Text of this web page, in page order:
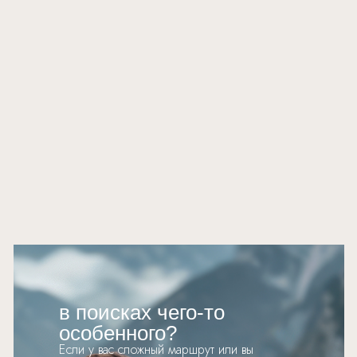
в поисках чего-то
особенного?
Если у вас сложный маршрут или вы